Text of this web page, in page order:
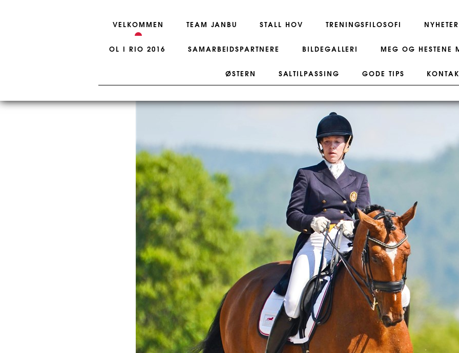
VELKOMMEN TEAM JANBU STALL HOV TRENINGSFILOSOFI NYHETER
OL I RIO 2016 SAMARBEIDSPARTNERE BILDEGALLERI MEG OG HESTENE
ØSTERN SALTILPASSING GODE TIPS